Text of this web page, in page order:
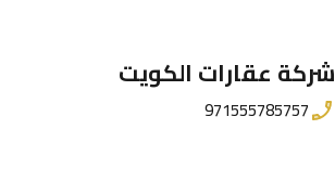
شركة عقارات الكويت
971555785757